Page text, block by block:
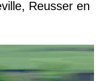
Reusser en